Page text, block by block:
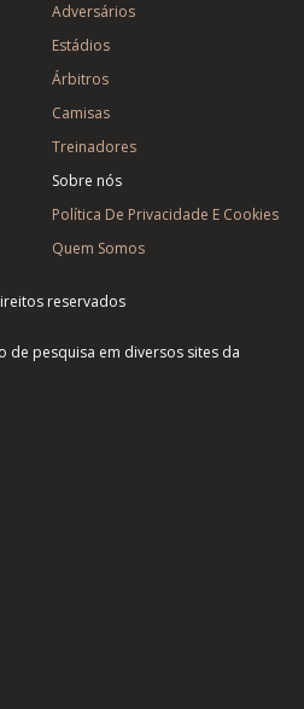
Adversários
Estádios
Árbitros
Camisas
Treinadores
Sobre nós
Política De Privacidade E Cookies
Quem Somos
reservados
de pesquisa em diversos sites da